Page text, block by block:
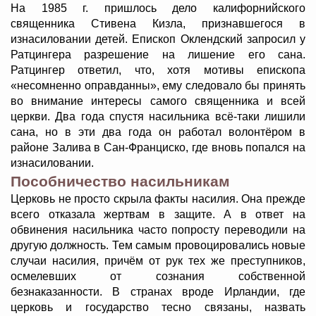
На 1985 г. пришлось дело калифорнийского
священника Стивена Кизла, признавшегося в
изнасиловании детей. Епископ Оклендский запросил у
Ратцингера разрешение на лишение его сана.
Ратцингер ответил, что, хотя мотивы епископа
«несомненно оправданны», ему следовало бы принять
во внимание интересы самого священника и всей
церкви. Два года спустя насильника всё-таки лишили
сана, но в эти два года он работал волонтёром в
районе Залива в Сан-Франциско, где вновь попался на
изнасиловании.
Пособничество насильникам
Церковь не просто скрыла факты насилия. Она прежде
всего отказала жертвам в защите. А в ответ на
обвинения насильника часто попросту переводили на
другую должность. Тем самым провоцировались новые
случаи насилия, причём от рук тех же преступников,
осмелевших от сознания собственной
безнаказанности. В странах вроде Ирландии, где
церковь и государство тесно связаны, назвать